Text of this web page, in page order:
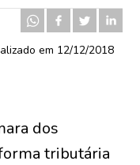
em 12/12/2018
dos
tributária